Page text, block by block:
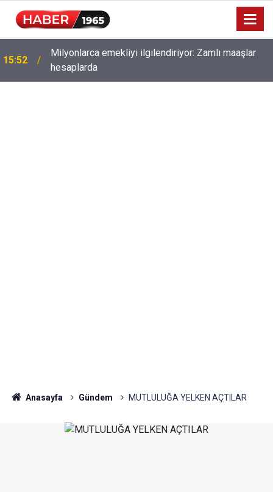
15:52
Milyonlarca emekliyi ilgilendiriyor: Zamlı maaşlar
hesaplarda
Anasayfa Gündem MUTLULUĞA YELKEN AÇTILAR